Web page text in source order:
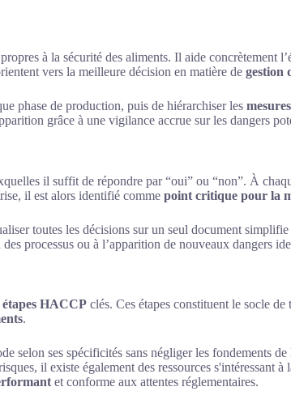
propres à la sécurité des aliments. Il aide concrètement
vers la meilleure décision en matière de gestion
phase de production, puis de hiérarchiser les
grâce à une vigilance accrue sur les dangers
il suffit de répondre par “oui” ou “non”. À
il est alors identifié comme point critique pour la
toutes les décisions sur un seul document
processus ou à l’apparition de nouveaux dangers
étapes HACCP clés. Ces étapes constituent le socle de
.
selon ses spécificités sans négliger les fondements de
il existe également des ressources s'intéressant à
et conforme aux attentes réglementaires.